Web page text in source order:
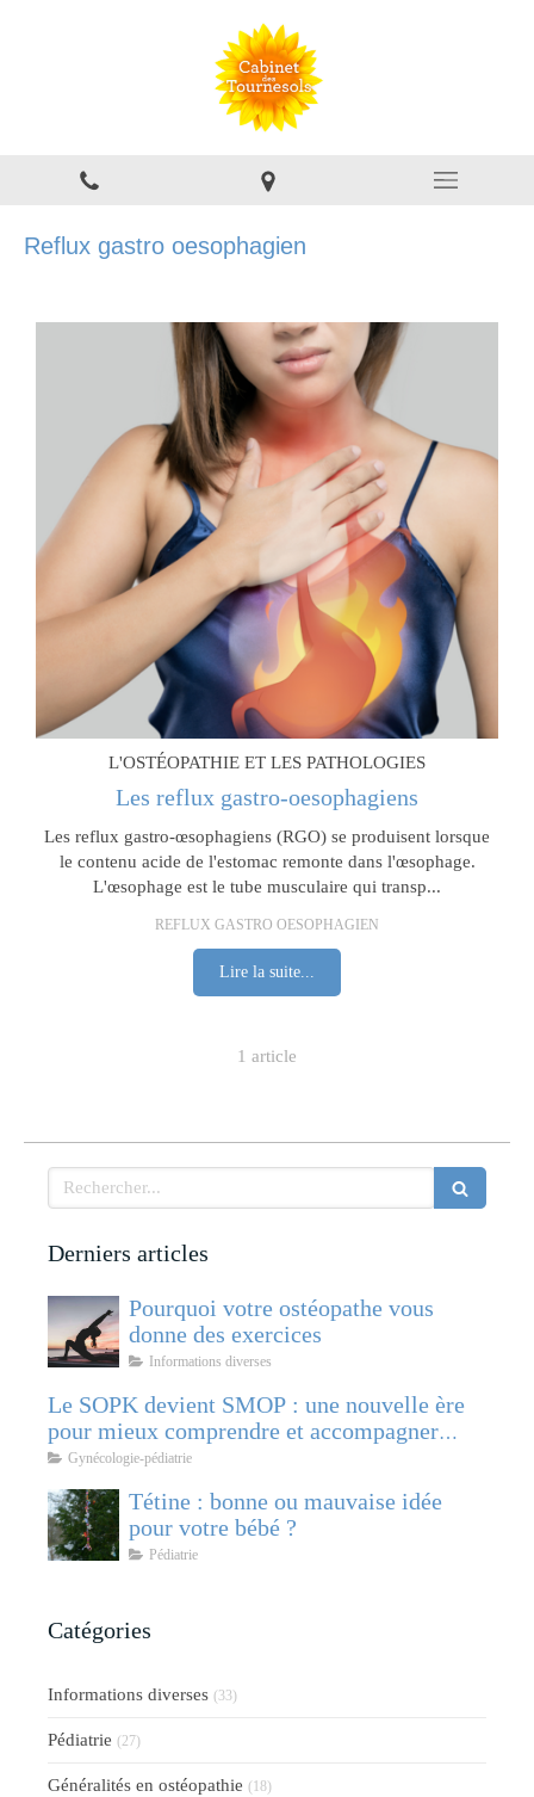
Reflux gastro oesophagien
L'OSTÉOPATHIE ET LES PATHOLOGIES
Les reflux gastro-oesophagiens
Les reflux gastro-œsophagiens (RGO) se produisent lorsque
le contenu acide de l'estomac remonte dans l'œsophage.
L'œsophage est le tube musculaire qui transp...
REFLUX GASTRO OESOPHAGIEN
Lire la suite...
1 article
Rechercher
Derniers articles
Pourquoi votre ostéopathe vous
donne des exercices
Informations diverses
Le SOPK devient SMOP : une nouvelle ère
pour mieux comprendre et accompagner
cette pathologie féminine
Gynécologie-pédiatrie
Tétine : bonne ou mauvaise idée
pour votre bébé ?
Pédiatrie
Catégories
Informations diverses (33)
Pédiatrie (27)
Généralités en ostéopathie (18)